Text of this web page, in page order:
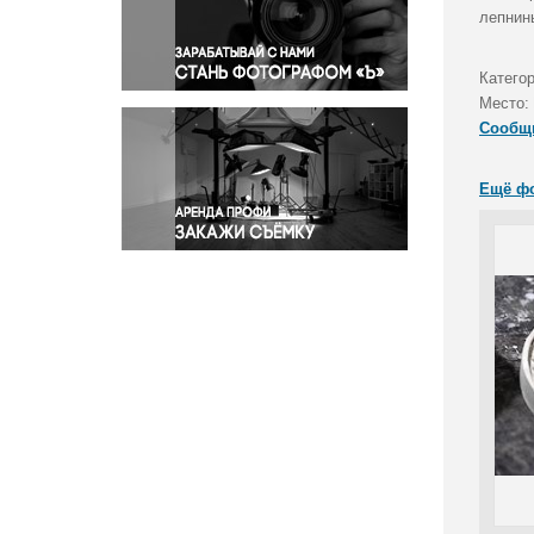
Правосудие
Происшествия и конфликты
Религия
Светская жизнь
Спорт
Экология
Экономика и бизнес
Место:
Ещё